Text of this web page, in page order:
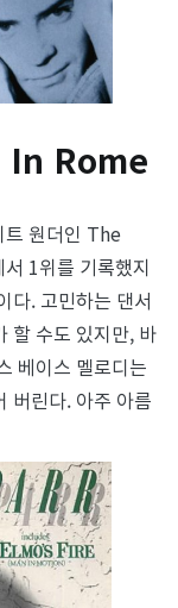
In Rome
원더인 The
1위를 기록했지
다. 고민하는 댄서
할 수도 있지만, 바
베이스 멜로디는
버린다. 아주 아름